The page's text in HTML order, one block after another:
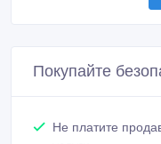
Покупайте
Не платите